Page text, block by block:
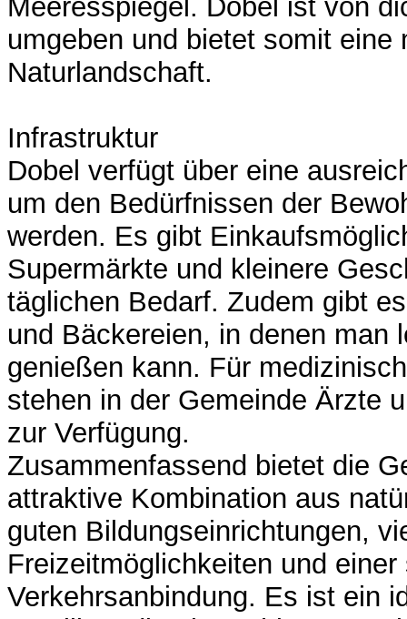
Meeresspiegel. Dobel ist von
umgeben und bietet somit eine
Naturlandschaft.
Infrastruktur
Dobel verfügt über eine
um den Bedürfnissen der
werden. Es gibt
Supermärkte und kleinere
täglichen Bedarf. Zudem gibt
und Bäckereien, in denen man
genießen kann. Für
stehen in der Gemeinde Ärzte
zur Verfügung.
Zusammenfassend bietet die
attraktive Kombination aus
guten Bildungseinrichtungen,
Freizeitmöglichkeiten und einer
Verkehrsanbindung. Es ist ein